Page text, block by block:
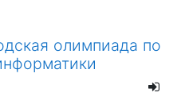
олимпиада по